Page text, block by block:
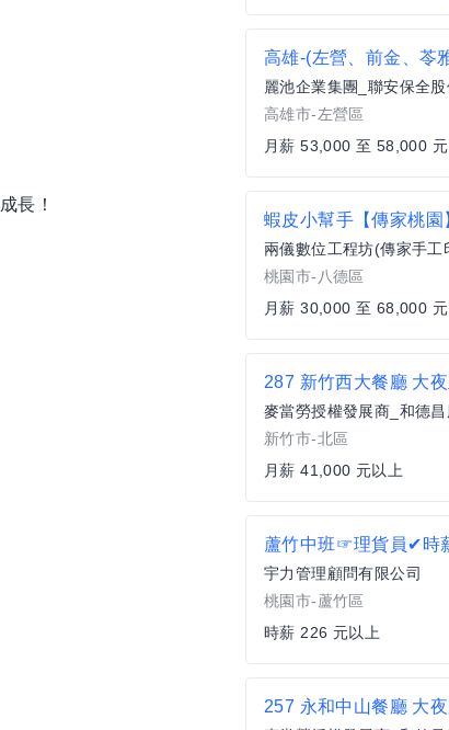
長！
高雄市-左營區
月薪 53,000 至 58,000 元
桃園市-八德區
月薪 30,000 至 68,000 元
新竹市-北區
月薪 41,000 元以上
宇力管理顧問有限公司
桃園市-蘆竹區
時薪 226 元以上